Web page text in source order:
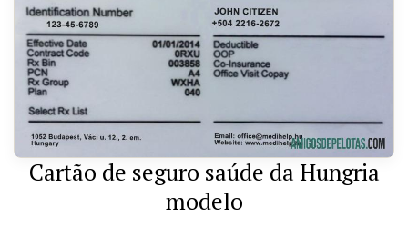
Cartão de seguro saúde da Hungria
modelo